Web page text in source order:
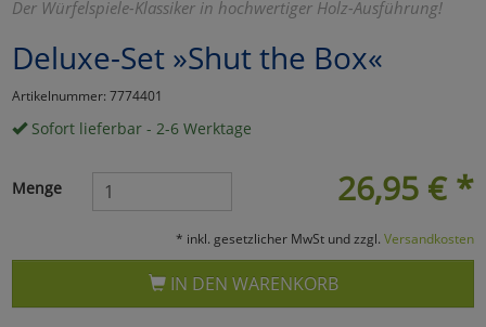
Der Würfelspiele-Klassiker in hochwertiger Holz-Ausführung!
Deluxe-Set »Shut the Box«
Artikelnummer: 7774401
Sofort lieferbar - 2-6 Werktage
26,95 € *
Menge
* inkl. gesetzlicher MwSt und zzgl. Versandkosten
IN DEN WARENKORB
Umfragetools
Cookies
Cookies
Einstellungen speichern
zurückzu Haupptseite